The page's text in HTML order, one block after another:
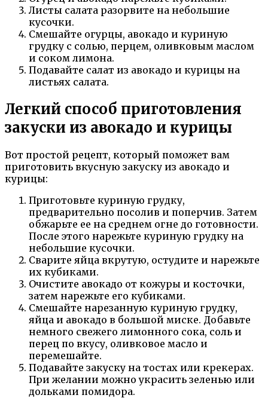
Листы салата разорвите на небольшие
кусочки.
Смешайте огурцы, авокадо и куриную
грудку с солью, перцем, оливковым маслом
и соком лимона.
Подавайте салат из авокадо и курицы на
листьях салата.
Легкий способ приготовления
закуски из авокадо и курицы
Вот простой рецепт, который поможет вам
приготовить вкусную закуску из авокадо и
курицы:
Приготовьте куриную грудку,
предварительно посолив и поперчив. Затем
обжарьте ее на среднем огне до готовности.
После этого нарежьте куриную грудку на
небольшие кусочки.
Сварите яйца вкрутую, остудите и нарежьте
их кубиками.
Очистите авокадо от кожуры и косточки,
затем нарежьте его кубиками.
Смешайте нарезанную куриную грудку,
яйца и авокадо в большой миске. Добавьте
немного свежего лимонного сока, соль и
перец по вкусу, оливковое масло и
перемешайте.
Подавайте закуску на тостах или крекерах.
При желании можно украсить зеленью или
дольками помидора.